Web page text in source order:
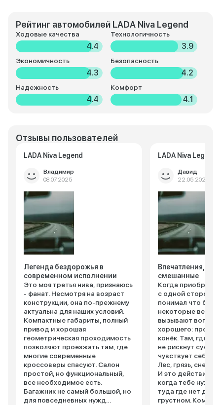
Рейтинг автомобилей LADA Niva Legend
Ходовые качества
4.4
Технологичность
3.9
Экономичность
4.3
Безопасность
4.2
Надежность
4.4
Комфорт
4.1
Отзывы пользователей
LADA Niva Legend
Владимир
08.07.2025
Легенда бездорожья в
современном исполнении
Это моя третья нива, признаюсь
- фанат. Несмотря на возраст
конструкции, она по-прежнему
актуальна для наших условий.
Компактные габариты, полный
привод и хорошая
геометрическая проходимость
позволяют проезжать там, где
многие современные
кроссоверы спасуют. Салон
простой, но функциональный,
все необходимое есть.
Багажник не самый большой, но
для повседневных нужд
LADA Niva Legend
Давид
22.05.2025
Впечатления,
смешанные
Когда
с одной стороны,
понимал что
некоторые вещи
вызывают
хорошего:
конёк. Там, где
не рискнут
чувствует себя
Лес, грязь, снег
И это
когда тебе нужно
туда где нет
грустном.